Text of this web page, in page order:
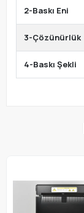
2-Baskı Eni
3-Çözünürlük
4-Baskı Şekli